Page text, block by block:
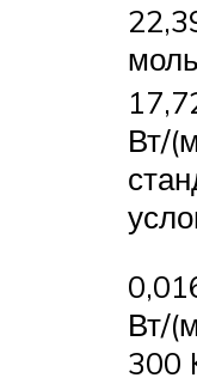
Вт/
Вт/
300